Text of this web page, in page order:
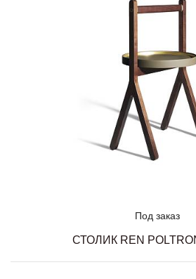
Под заказ
СТОЛИК REN